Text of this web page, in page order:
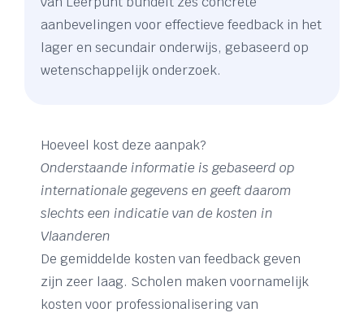
aanbevelingen voor effectieve feedback in het
lager en secundair onderwijs, gebaseerd op
wetenschappelijk onderzoek.
Hoeveel kost deze aanpak?
Onderstaande informatie is gebaseerd op
internationale gegevens en geeft daarom
slechts een indicatie van de kosten in
Vlaanderen
De gemiddelde kosten van feedback geven
zijn zeer laag. Scholen maken voornamelijk
kosten voor professionalisering van